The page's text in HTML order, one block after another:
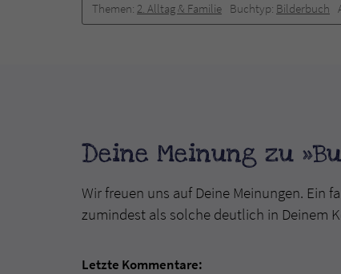
Themen: 2. Alltag & Familie Buchtyp: Bilderbuch
Deine Meinung zu
Wir freuen uns auf Deine Meinungen.
zumindest als solche deutlich in Deinem
Letzte Kommentare: